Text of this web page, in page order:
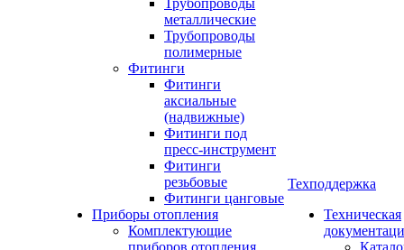
Трубопроводы
металлические
Трубопроводы
полимерные
Фитинги
Фитинги
аксиальные
(надвижные)
Фитинги под
пресс-инструмент
Фитинги
резьбовые
Фитинги цанговые
Приборы отопления
Комплектующие
Техподдержка
Техническая